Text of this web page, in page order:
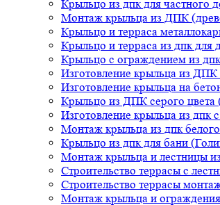
Крыльцо из дпк для
Монтаж крыльца из ДПК
Крыльцо и терраса
Крыльцо и терраса из дпк для
Крыльцо с ограждением из дпк
Изготовление крыльца из
Изготовление крыльца на
Крыльцо из ДПК серого
Изготовление крыльца из
Монтаж крыльца из дпк белого
Крыльцо из дпк для бани
Монтаж крыльца и лестницы
Строительство террасы с
Строительство террасы
Монтаж крыльца и